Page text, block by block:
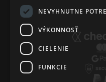
NEVYHNUTNE
VÝKONNOSŤ
CIELENIE
FUNKCIE